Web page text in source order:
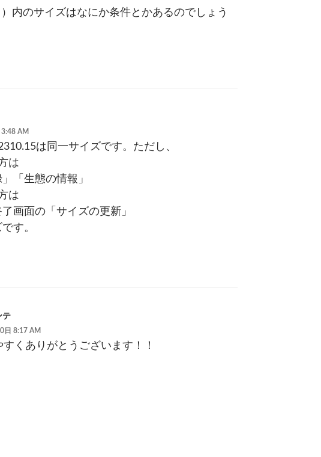
内のサイズはなにか条件とかあるのでしょう
AM
は同一サイズです。ただし、
は
」「生態の情報」
は
画面の「サイズの更新」
す。
テ
日 8:17 AM
すくありがとうございます！！